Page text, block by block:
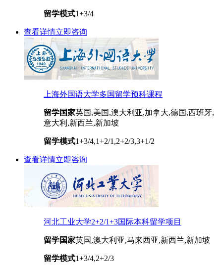
留学模式1+3/4
查看详情立即咨询
上海外国语大学多国留学预科课程
留学国家英国,美国,澳大利亚,加拿大,德国,西班牙,
意大利,新西兰,新加坡
留学模式1+3/4,1+2/1,2+2/3,3+1/2
查看详情立即咨询
河北工业大学2+2/1+3国际本科留学项目
留学国家英国,澳大利亚,马来西亚,新西兰,新加坡
留学模式1+3/4,2+2/3